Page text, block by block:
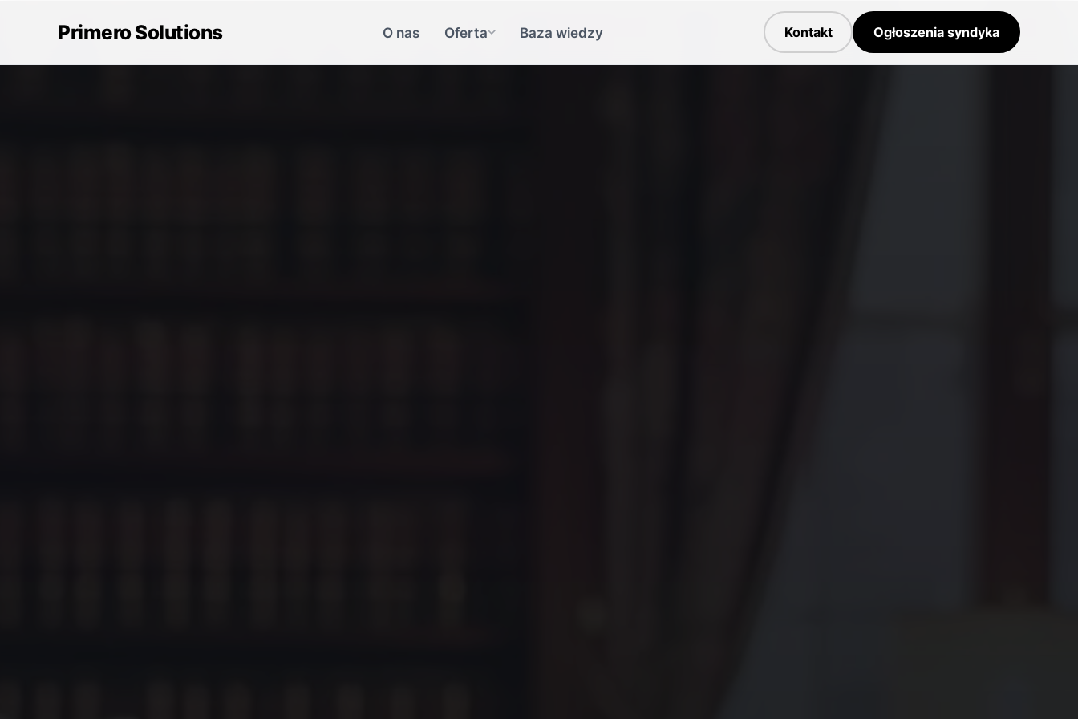
Primero Solutions O nas Oferta Baza wiedzy Kontakt Ogłoszenia syndyka